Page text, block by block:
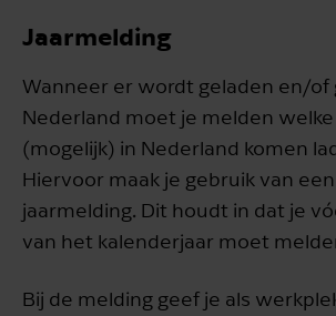
Jaarmelding
Wanneer er wordt geladen en/of
Nederland moet je melden
(mogelijk) in Nederland komen
Hiervoor maak je gebruik van een
jaarmelding. Dit houdt in dat je
van het kalenderjaar moet
Bij de melding geef je als